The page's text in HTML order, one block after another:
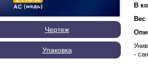
Чертеж
Упаковка
В
Вес
-